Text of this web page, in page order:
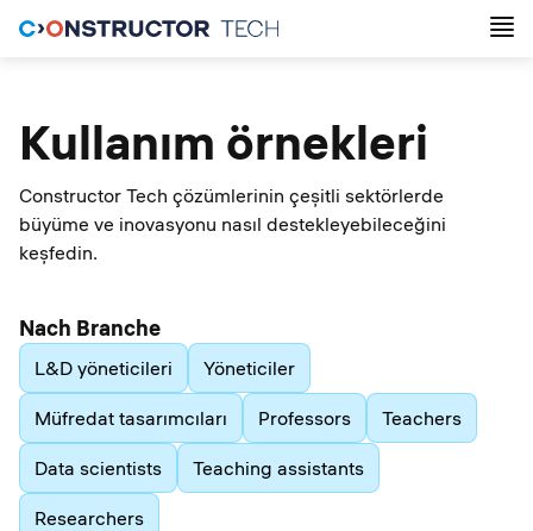
Kullanım örnekleri
Constructor Tech çözümlerinin çeşitli sektörlerde
büyüme ve inovasyonu nasıl destekleyebileceğini
keşfedin.
Nach Branche
L&D yöneticileri Yöneticiler
Müfredat tasarımcıları Professors Teachers
Data scientists Teaching assistants
Researchers